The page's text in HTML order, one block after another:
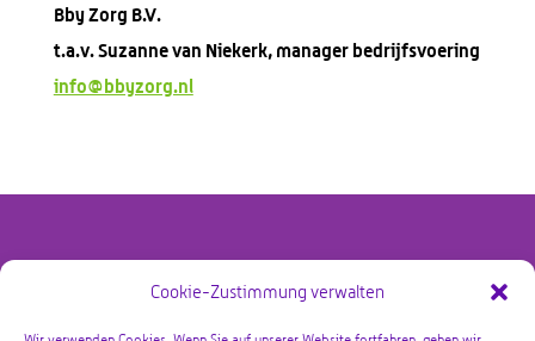
Cookie-Zustimmung verwalten
Bby Zorg B.V.
t.a.v. Suzanne van Niekerk, manager bedrijfsvoering
info@bbyzorg.nl
@copyright Bby Zorg Kraamzorg 2026 – alle rechten
voorbehouden